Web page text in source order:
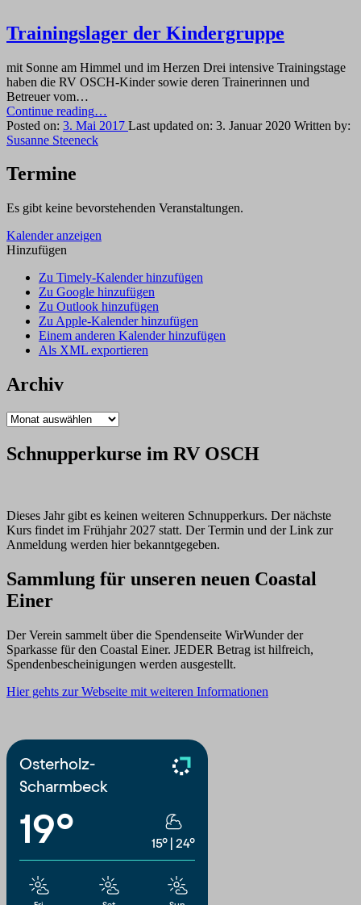
Trainingslager der Kindergruppe
mit Sonne am Himmel und im Herzen Drei intensive Trainingstage
haben die RV OSCH-Kinder sowie deren Trainerinnen und
Betreuer vom…
Continue reading“Trainingslager
der
Kindergruppe”
…
Posted on: 3. Mai 2017 Last updated on: 3. Januar 2020 Written by:
Susanne Steeneck
Termine
Es gibt keine bevorstehenden Veranstaltungen.
Kalender anzeigen
Hinzufügen
Zu Timely-Kalender hinzufügen
Zu Google hinzufügen
Zu Outlook hinzufügen
Zu Apple-Kalender hinzufügen
Einem anderen Kalender hinzufügen
Als XML exportieren
Archiv
Archiv
Schnupperkurse im RV OSCH
Dieses Jahr gibt es keinen weiteren Schnupperkurs. Der nächste
Kurs findet im Frühjahr 2027 statt. Der Termin und der Link zur
Anmeldung werden hier bekanntgegeben.
Sammlung für unseren neuen Coastal
Einer
Der Verein sammelt über die Spendenseite WirWunder der
Sparkasse für den Coastal Einer. JEDER Betrag ist hilfreich,
Spendenbescheinigungen werden ausgestellt.
Hier gehts zur Webseite mit weiteren Informationen
Osterholz-
Scharmbeck
19° 15° 24°